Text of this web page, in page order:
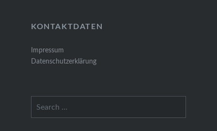
KONTAKTDATEN
Impressum
Datenschutzerklärung
for: